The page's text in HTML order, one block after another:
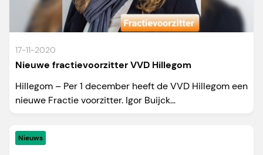
17-11-2020
Nieuwe fractievoorzitter VVD Hillegom
Hillegom – Per 1 december heeft de VVD Hillegom een
nieuwe Fractie voorzitter. Igor Buijck...
Nieuws